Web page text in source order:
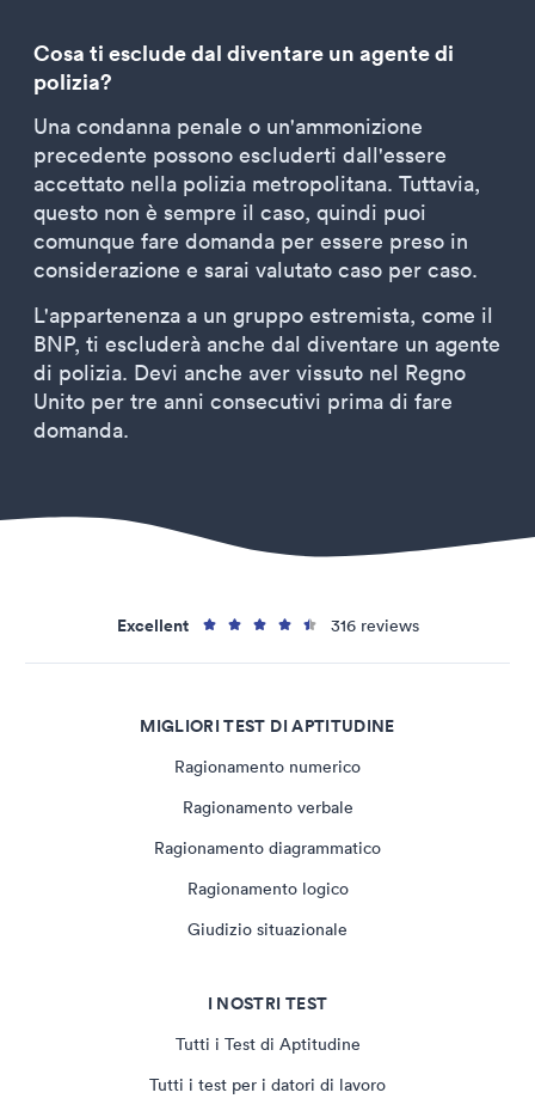
Cosa ti esclude dal diventare un agente di
polizia?
Una condanna penale o un'ammonizione
precedente possono escluderti dall'essere
accettato nella polizia metropolitana. Tuttavia,
questo non è sempre il caso, quindi puoi
comunque fare domanda per essere preso in
considerazione e sarai valutato caso per caso.
L'appartenenza a un gruppo estremista, come il
BNP, ti escluderà anche dal diventare un agente
di polizia. Devi anche aver vissuto nel Regno
Unito per tre anni consecutivi prima di fare
domanda.
Excellent 316 reviews
MIGLIORI TEST DI APTITUDINE
Ragionamento numerico
Ragionamento verbale
Ragionamento diagrammatico
Ragionamento logico
Giudizio situazionale
I NOSTRI TEST
Tutti i Test di Aptitudine
Tutti i test per i datori di lavoro